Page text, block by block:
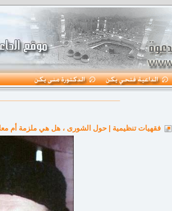
فقهيات تنظيمية | حول الشورى ، هل هي ملزمة أم